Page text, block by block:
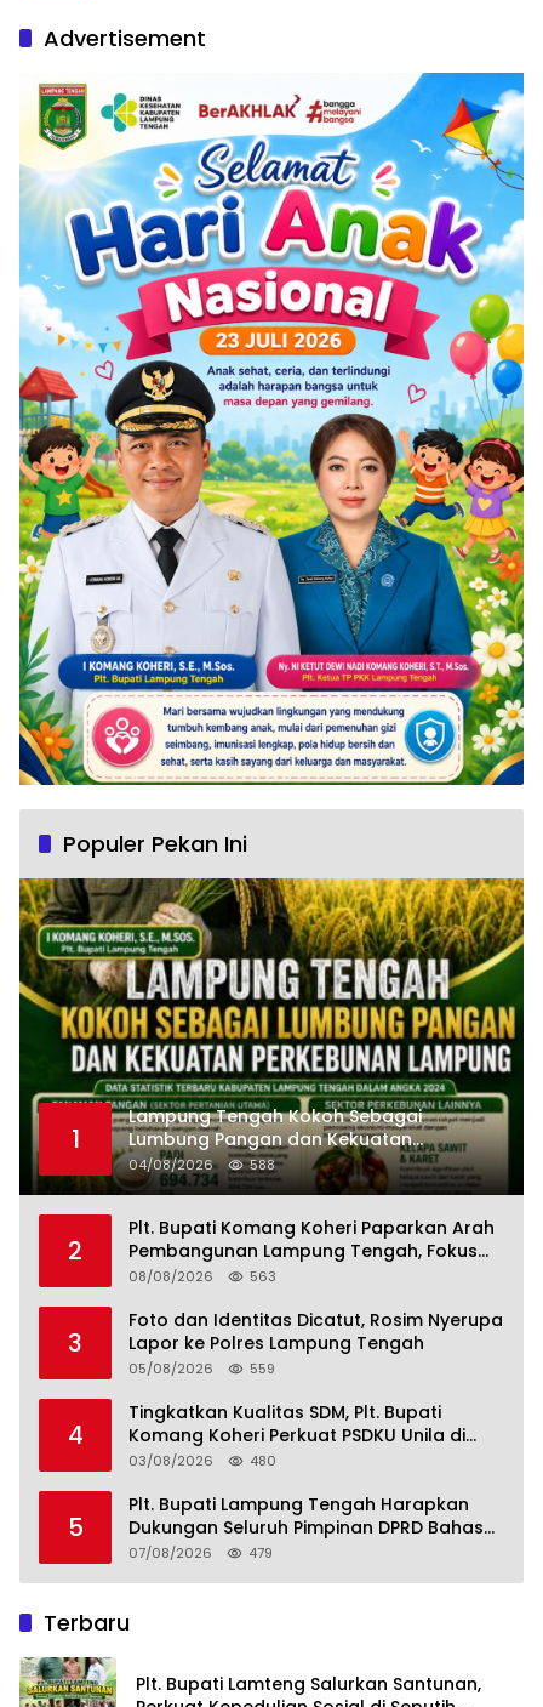
Advertisement
Populer Pekan Ini
1
Lampung Tengah Kokoh Sebagai
Lumbung Pangan dan Kekuatan
Perkebunan Lampung, Komang Koheri:
Kemandirian Pangan adalah Fondasi
04/08/2026 588
2
Plt. Bupati Komang Koheri Paparkan Arah
Pembangunan Lampung Tengah, Fokus
pada SDM, Ekonomi, Infrastruktur dan
08/08/2026 563
3
Foto dan Identitas Dicatut, Rosim Nyerupa
Lapor ke Polres Lampung Tengah
05/08/2026 559
4
Tingkatkan Kualitas SDM, Plt. Bupati
Komang Koheri Perkuat PSDKU Unila di
Lampung Tengah
03/08/2026 480
5
Plt. Bupati Lampung Tengah Harapkan
Dukungan Seluruh Pimpinan DPRD Bahas
RKUA-PPAS APBD Tahun 2027
07/08/2026 479
Terbaru
Plt. Bupati Lamteng Salurkan Santunan,